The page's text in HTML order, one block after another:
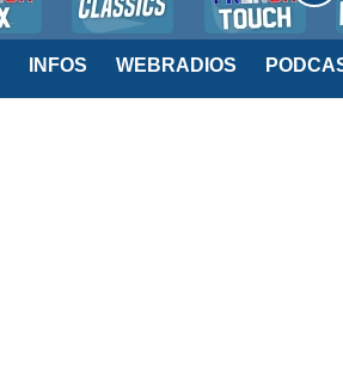
INFOS WEBRADIOS